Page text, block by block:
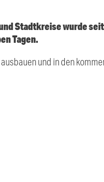
Stadtkreise wurde seit
Tagen.
und in den